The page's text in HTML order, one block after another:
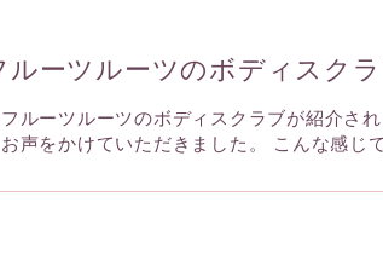
ーツルーツのボディスク
ルーツルーツのボディスクラブが紹介さ
声をかけていただきました。 こんな感じで